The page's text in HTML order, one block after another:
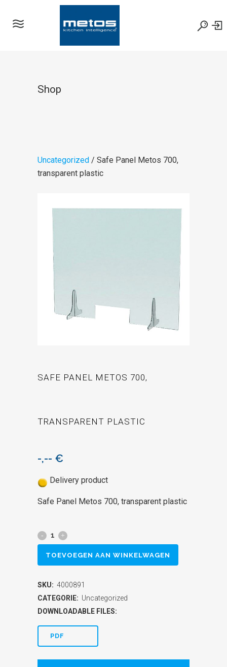
Shop
Uncategorized / Safe Panel Metos 700,
transparent plastic
SAFE PANEL METOS 700,
TRANSPARENT PLASTIC
-,-- €
Delivery product
Safe Panel Metos 700, transparent plastic
Safe
Panel
700,
transparent
plastic
quantity
TOEVOEGEN AAN WINKELWAGEN
SKU: 4000891
CATEGORIE: Uncategorized
DOWNLOADABLE FILES:
PDF